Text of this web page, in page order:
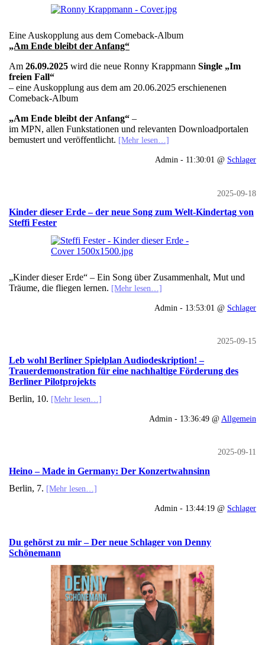
Eine Auskopplung aus dem Comeback-Album
„Am Ende bleibt der Anfang“
Am 26.09.2025 wird die neue Ronny Krappmann Single „Im
freien Fall“
– eine Auskopplung aus dem am 20.06.2025 erschienenen
Comeback-Album
„Am Ende bleibt der Anfang“ –
im MPN, allen Funkstationen und relevanten Downloadportalen
bemustert und veröffentlicht. [Mehr lesen…]
Admin - 11:30:01 @ Schlager
2025-09-18
Kinder dieser Erde – der neue Song zum Welt-Kindertag von
Steffi Fester
„Kinder dieser Erde“ – Ein Song über Zusammenhalt, Mut und
Träume, die fliegen lernen. [Mehr lesen…]
Admin - 13:53:01 @ Schlager
2025-09-15
Leb wohl Berliner Spielplan Audiodeskription! –
Trauerdemonstration für eine nachhaltige Förderung des
Berliner Pilotprojekts
Berlin, 10. [Mehr lesen…]
Admin - 13:36:49 @ Allgemein
2025-09-11
Heino – Made in Germany: Der Konzertwahnsinn
Berlin, 7. [Mehr lesen…]
Admin - 13:44:19 @ Schlager
Du gehörst zu mir – Der neue Schlager von Denny
Schönemann